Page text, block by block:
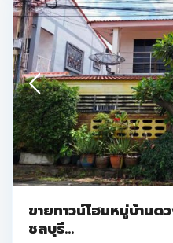
ขายทาวน์โฮมหมู่บ้านด
ชลบุรี...